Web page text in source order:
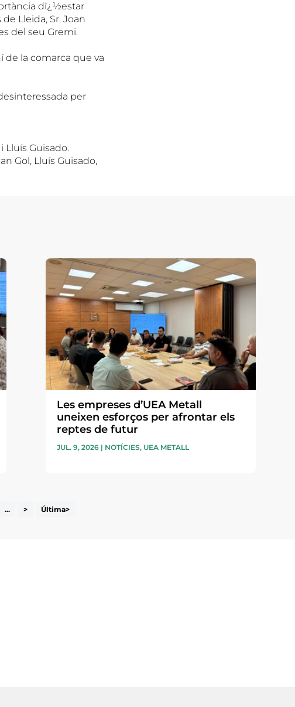
dï¿½estar
Lleida, Sr. Joan
del seu Gremi.
de la comarca que va
per
Lluís Guisado.
Gol, Lluís Guisado,
Les empreses d’UEA Metall
uneixen esforços per afrontar els
reptes de futur
JUL. 9, 2026| NOTÍCIES, UEA METALL
... > Última>